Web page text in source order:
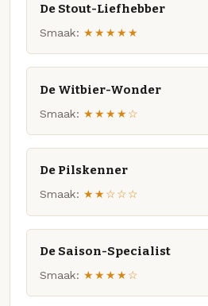
De Stout-Liefhebber
Smaak: ★★★★★
De Witbier-Wonder
Smaak: ★★★★☆
De Pilskenner
Smaak: ★★☆☆☆
De Saison-Specialist
Smaak: ★★★★☆